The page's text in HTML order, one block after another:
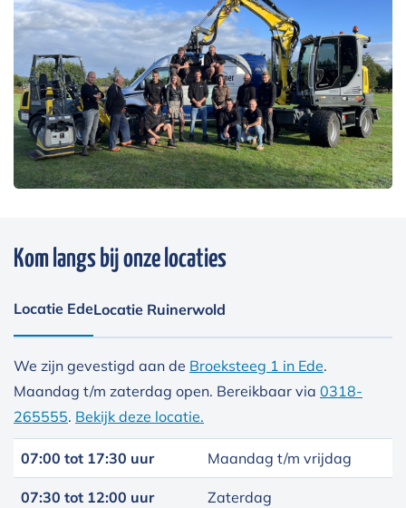
Kom langs bij onze locaties
Locatie EdeLocatie Ruinerwold
We zijn gevestigd aan de Broeksteeg 1 in Ede.
Maandag t/m zaterdag open. Bereikbaar via 0318-
265555. Bekijk deze locatie.
07:00 tot 17:30 uur Maandag t/m vrijdag
07:30 tot 12:00 uur Zaterdag